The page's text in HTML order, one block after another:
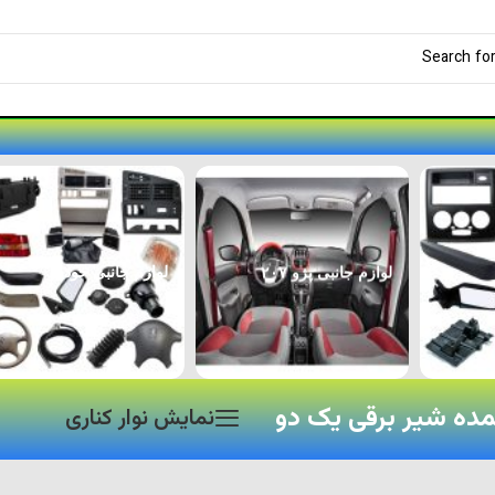
لوازم جانبی پژو ۲۰۷ لوازم جانبی خودرو
شیر برقی یک دو نمایش نوار کناری